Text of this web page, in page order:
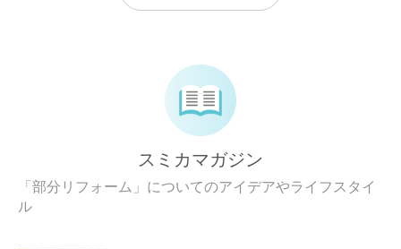
スミカマガジン
「部分リフォーム」についてのアイデアやライフスタイ
ル